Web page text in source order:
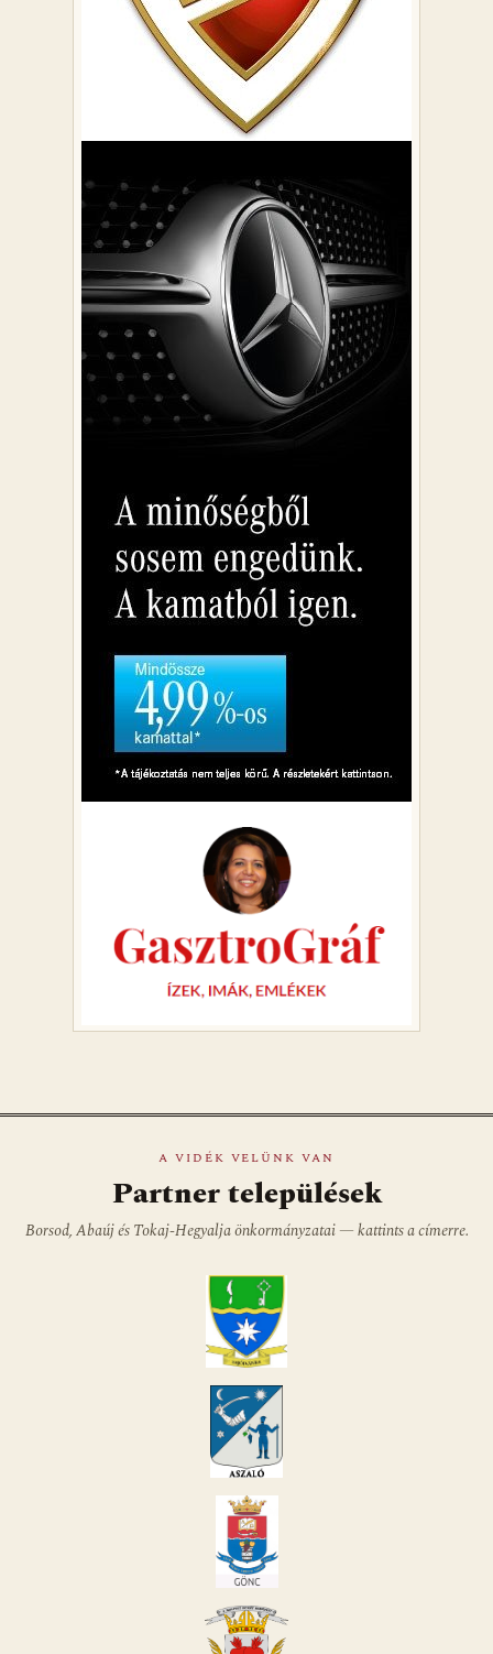
A VIDÉK VELÜNK VAN
Partner települések
Borsod, Abaúj és Tokaj-Hegyalja önkormányzatai — kattints a címerre.